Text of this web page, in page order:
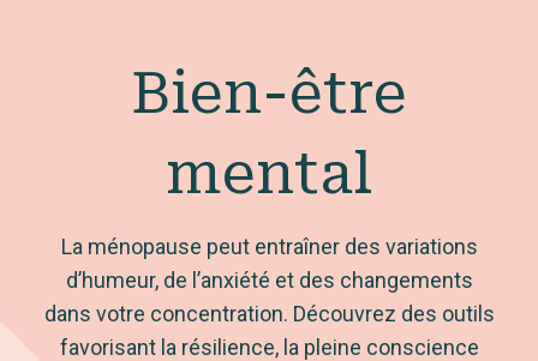
Bien-être
mental
La ménopause peut entraîner des variations
d’humeur, de l’anxiété et des changements
dans votre concentration. Découvrez des outils
favorisant la résilience, la pleine conscience